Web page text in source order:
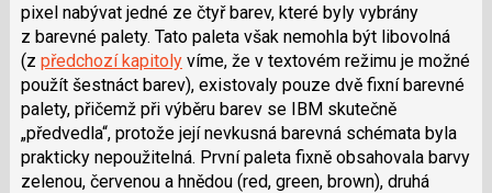
pixel nabývat jedné ze čtyř barev, které byly vybrány
z barevné palety. Tato paleta však nemohla být libovolná
(z předchozí kapitolyvíme, že v textovém režimu je možné
použít šestnáct barev), existovaly pouze dvě fixní barevné
palety, přičemž při výběru barev se IBM skutečně
„předvedla“, protože její nevkusná barevná schémata byla
prakticky nepoužitelná. První paleta fixně obsahovala barvy
zelenou, červenou a hnědou (red, green, brown), druhá